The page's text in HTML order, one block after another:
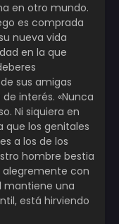
en otro mundo.
es comprada
nueva vida
en la que
sus amigas
interés. «Nunca
Ni siquiera en
que los genitales
a los de los
hombre bestia
alegremente con
mantiene una
está hirviendo